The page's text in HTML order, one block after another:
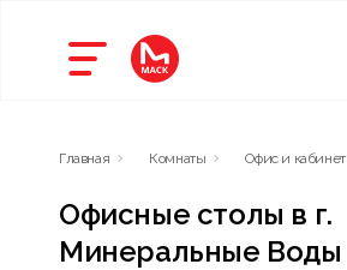
Главная Комнаты Офис и кабинет
Офисные столы в г.
Минеральные Воды